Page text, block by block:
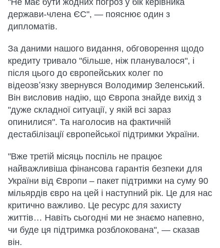
"Не має бути жодних погроз у бік керівника
держави-члена ЄС", — пояснює один з
дипломатів.
За даними нашого видання, обговорення щодо
кредиту тривало "більше, ніж планувалося", і
після цього до європейських колег по
відеозвʼязку звернувся Володимир Зеленський.
Він висловив надію, що Європа знайде вихід з
"дуже складної ситуації, у якій всі зараз
опинилися". Та наголосив на фактичній
дестабілізації європейської підтримки України.
"Вже третій місяць поспіль не працює
найважливіша фінансова гарантія безпеки для
України від Європи – пакет підтримки на суму 90
мільярдів євро на цей і наступний рік. Це для нас
критично важливо. Це ресурс для захисту
життів… Навіть сьогодні ми не знаємо напевно,
чи буде ця підтримка розблокована", — сказав
він.